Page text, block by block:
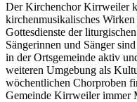
Der Kirchenchor Kirrweiler
kirchenmusikalisches
Gottesdienste der
Sängerinnen und Sänger
in der Ortsgemeinde aktiv
weiteren Umgebung als
wöchentlichen Chorproben
Gemeinde Kirrweiler immer